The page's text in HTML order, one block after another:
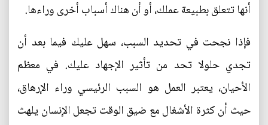
أنها تتعلق بطبيعة عملك، أو أن هناك أسباب أخرى وراءها.
فإذا نجحت في تحديد السبب، سهل عليك فيما بعد أن
تجدي حلولا تحد من تأثير الإجهاد عليك. في معظم
الأحيان، يعتبر العمل هو السبب الرئيسي وراء الإرهاق،
حيث أن كثرة الأشغال مع ضيق الوقت تجعل الإنسان يلهث